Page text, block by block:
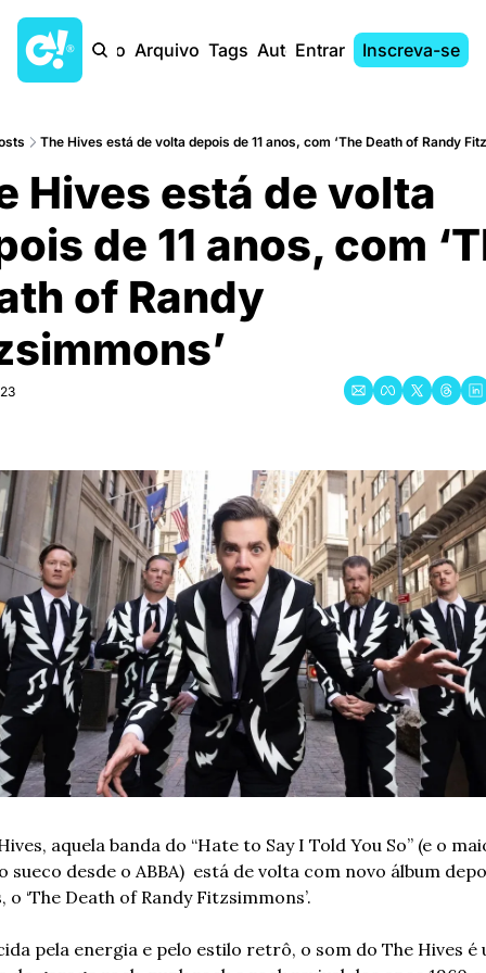
Início Arquivo Tags AutoresEntrar Inscreva-se
The Hives está de volta depois de 11 anos, com ‘The Death of Randy
Hives está de volta
de 11 anos, com
of Randy
aquela banda do “Hate to Say I Told You So” (e o
sueco desde o ABBA)  está de volta com novo álbum
o ‘The Death of Randy Fitzsimmons’.
pela energia e pelo estilo retrô, o som do The Hives é